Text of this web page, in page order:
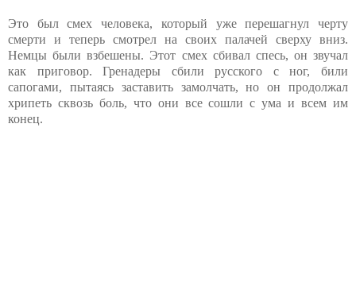
Это был смех человека, который уже перешагнул черту
смерти и теперь смотрел на своих палачей сверху вниз.
Немцы были взбешены. Этот смех сбивал спесь, он звучал
как приговор. Гренадеры сбили русского с ног, били
сапогами, пытаясь заставить замолчать, но он продолжал
хрипеть сквозь боль, что они все сошли с ума и всем им
конец.